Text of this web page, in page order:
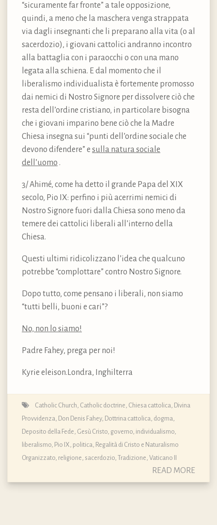
“sicuramente far fronte” a tale opposizione,
quindi, a meno che la maschera venga strappata
via dagli insegnanti che li preparano alla vita (o al
sacerdozio), i giovani cattolici andranno incontro
alla battaglia con i paraocchi o con una mano
legata alla schiena. E dal momento che il
liberalismo individualista è fortemente promosso
dai nemici di Nostro Signore per dissolvere ciò che
resta dell’ordine cristiano, in particolare bisogna
che i giovani imparino bene ciò che la Madre
Chiesa insegna sui “punti dell’ordine sociale che
devono difendere” e sulla natura sociale
dell’uomo .
3/ Ahimé, come ha detto il grande Papa del XIX
secolo, Pio IX: perfino i più acerrimi nemici di
Nostro Signore fuori dalla Chiesa sono meno da
temere dei cattolici liberali all’interno della
Chiesa.
Questi ultimi ridicolizzano l’idea che qualcuno
potrebbe “complottare” contro Nostro Signore.
Dopo tutto, come pensano i liberali, non siamo
“tutti belli, buoni e cari”?
No, non lo siamo!
Padre Fahey, prega per noi!
Kyrie eleison.Londra, Inghilterra
Catholic Church Catholic doctrine Chiesa cattolica Divina
Provvidenza Don Denis Fahey, Dottrina cattolica, dogma,
Deposito della Fede Gesù Cristo governo individualismo
liberalismo Pio IX politica Regalità di Cristo e Naturalismo
Organizzato religione sacerdozio Tradizione Vaticano II
READ MORE